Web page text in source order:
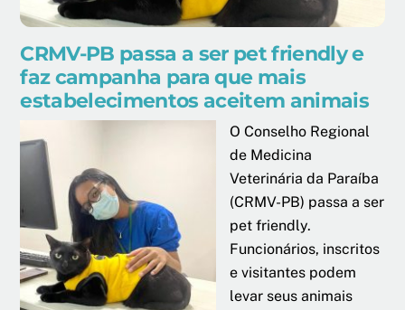
CRMV-PB passa a ser pet friendly e
faz campanha para que mais
estabelecimentos aceitem animais
O Conselho Regional
de Medicina
Veterinária da Paraíba
(CRMV-PB) passa a ser
pet friendly.
Funcionários, inscritos
e visitantes podem
levar seus animais